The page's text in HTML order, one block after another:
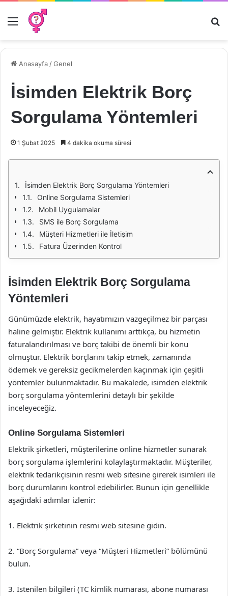
Menü
Anasayfa /Genel
İsimden Elektrik Borç
Sorgulama Yöntemleri
1 Şubat 2025 4 dakika okuma süresi
İsimden Elektrik Borç Sorgulama Yöntemleri
Online Sorgulama Sistemleri
Mobil Uygulamalar
SMS ile Borç Sorgulama
Müşteri Hizmetleri ile İletişim
Fatura Üzerinden Kontrol
İsimden Elektrik Borç Sorgulama
Yöntemleri
Günümüzde elektrik, hayatımızın vazgeçilmez bir parçası
haline gelmiştir. Elektrik kullanımı arttıkça, bu hizmetin
faturalandırılması ve borç takibi de önemli bir konu
olmuştur. Elektrik borçlarını takip etmek, zamanında
ödemek ve gereksiz gecikmelerden kaçınmak için çeşitli
yöntemler bulunmaktadır. Bu makalede, isimden elektrik
borç sorgulama yöntemlerini detaylı bir şekilde
inceleyeceğiz.
Online Sorgulama Sistemleri
Elektrik şirketleri, müşterilerine online hizmetler sunarak
borç sorgulama işlemlerini kolaylaştırmaktadır. Müşteriler,
elektrik tedarikçisinin resmi web sitesine girerek isimleri ile
borç durumlarını kontrol edebilirler. Bunun için genellikle
aşağıdaki adımlar izlenir:
1. Elektrik şirketinin resmi web sitesine gidin.
2. “Borç Sorgulama” veya “Müşteri Hizmetleri” bölümünü
bulun.
3. İstenilen bilgileri (TC kimlik numarası, abone numarası